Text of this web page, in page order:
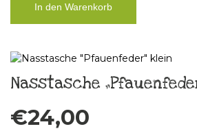
In den Warenkorb
Nasstasche
€24,00